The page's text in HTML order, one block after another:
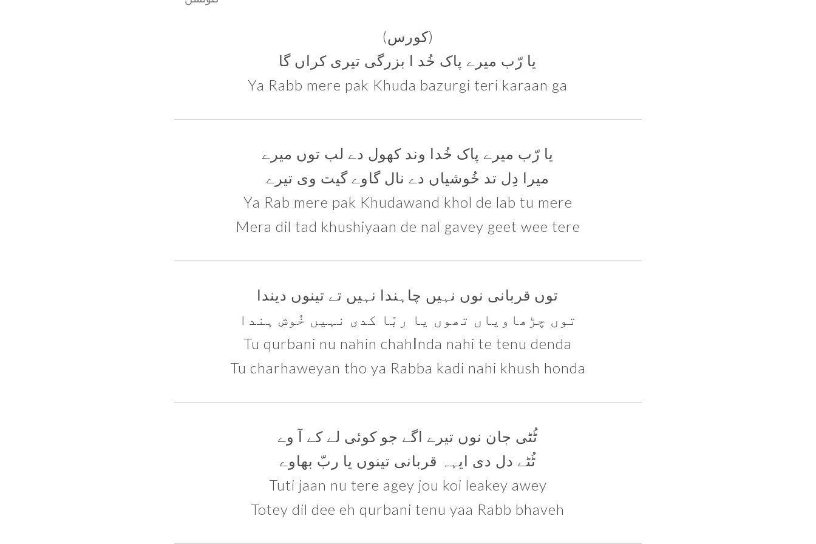
(کورس)
یا رّب میرے پاک خُد ا بزرگی تیری کراں گا
Ya Rabb mere pak Khuda bazurgi teri karaan ga
یا رّب میرے پاک خُدا وند کھول دے لب توں میرے
میرا دِل تد خُوشیاں دے نال گاوے گیت وی تیرے
Ya Rab mere pak Khudawand khol de lab tu mere
Mera dil tad khushiyaan de nal gavey geet wee tere
توں قربانی نوں نہیں چاہندا نہیں تے تینوں دیندا
توں چڑھاویاں تھوں یا ربّا کدی نہیں خُوش ہندا
Tu qurbani nu nahin chahاnda nahi te tenu denda
Tu charhaweyan tho ya Rabba kadi nahi khush honda
ٹُٹی جان نوں تیرے اگے جو کوئی لے کے آ وے
ٹُٹے دل دی ایہہ قربانی تینوں یا ربّ بھاوے
Tuti jaan nu tere agey jou koi leakey awey
Totey dil dee eh qurbani tenu yaa Rabb bhaveh